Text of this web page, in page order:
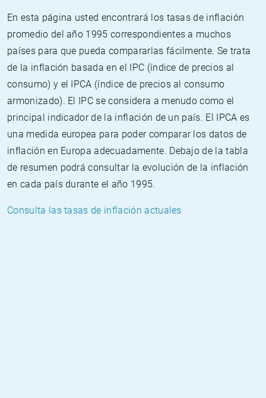
En esta página usted encontrará los tasas de inflación
promedio del año 1995 correspondientes a muchos
países para que pueda compararlas fácilmente. Se trata
de la inflación basada en el IPC (índice de precios al
consumo) y el IPCA (índice de precios al consumo
armonizado). El IPC se considera a menudo como el
principal indicador de la inflación de un país. El IPCA es
una medida europea para poder comparar los datos de
inflación en Europa adecuadamente. Debajo de la tabla
de resumen podrá consultar la evolución de la inflación
en cada país durante el año 1995.
Consulta las tasas de inflación actuales